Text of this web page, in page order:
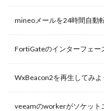
mineoメールを24時間自動
FortiGateのインターフェー
WxBeacon2を再生してみよ
veeamのworkerがソケット